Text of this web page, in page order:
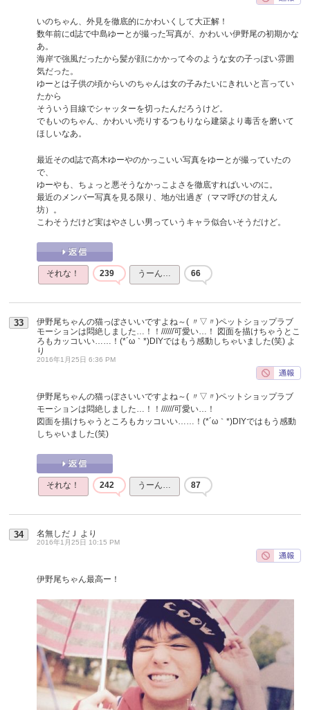
いのちゃん、外見を徹底的にかわいくして大正解！
数年前にd誌で中島ゆーとが撮った写真が、かわいい伊野尾の初期かな
あ。
海岸で強風だったから髪が顔にかかって今のような女の子っぽい雰囲
気だった。
ゆーとは子供の頃からいのちゃんは女の子みたいにきれいと言ってい
たから
そういう目線でシャッターを切ったんだろうけど。
でもいのちゃん、かわいい売りするつもりなら建築より毒舌を磨いて
ほしいなあ。
最近そのd誌で髙木ゆーやのかっこいい写真をゆーとが撮っていたの
で、
ゆーやも、ちょっと悪そうなかっこよさを徹底すればいいのに。
最近のメンバー写真を見る限り、地が出過ぎ（ママ呼びの甘えん
坊）。
こわそうだけど実はやさしい男っていうキャラ似合いそうだけど。
それな！ 239 うーん… 66
33
伊野尾ちゃんの猫っぽさいいですよね～( 〃▽〃)ペットショップラブ
モーションは悶絶しました…！！//////可愛い…！ 図面を描けちゃうとこ
ろもカッコいい……！(*´ω｀*)DIYではもう感動しちゃいました(笑) よ
り
2016年1月25日 6:36 PM
伊野尾ちゃんの猫っぽさいいですよね～( 〃▽〃)ペットショップラブ
モーションは悶絶しました…！！//////可愛い…！
図面を描けちゃうところもカッコいい……！(*´ω｀*)DIYではもう感動
しちゃいました(笑)
それな！ 242 うーん… 87
34 名無しだＪ より
2016年1月25日 10:15 PM
伊野尾ちゃん最高ー！